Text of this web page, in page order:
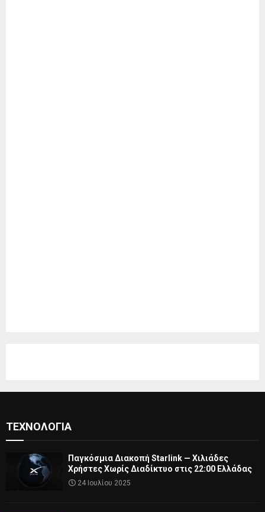
ΤΕΧΝΟΛΟΓΊΑ
Παγκόσμια Διακοπή Starlink — Χιλιάδες
Χρήστες Χωρίς Διαδίκτυο στις 22:00 Ελλάδας
24 Ιουλίου 2025